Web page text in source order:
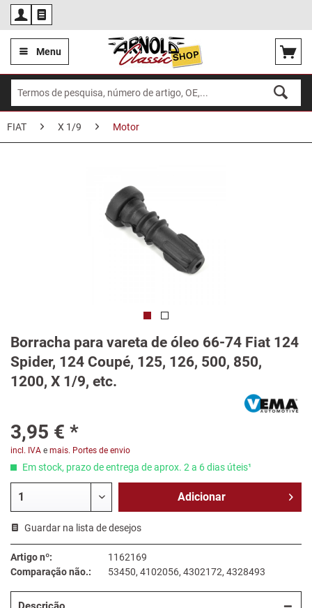
Menu
FIAT X 1/9 Motor
Borracha para vareta de óleo 66-74 Fiat 124
Spider, 124 Coupé, 125, 126, 500, 850,
1200, X 1/9, etc.
3,95 € *
incl. IVA e mais. Portes de envio
Em stock, prazo de entrega de aprox. 2 a 6 dias úteis¹
Adicionar
Guardar na lista de desejos
Artigo nº:
1162169
Comparação não.:
53450, 4102056, 4302172, 4328493